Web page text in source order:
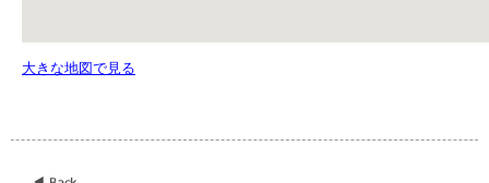
大きな地図で見る